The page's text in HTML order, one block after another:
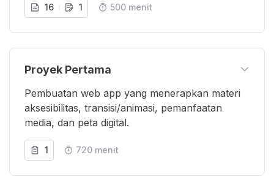
16 1 500 menit
Proyek Pertama
Pembuatan web app yang menerapkan materi
aksesibilitas, transisi/animasi, pemanfaatan
media, dan peta digital.
1 720 menit